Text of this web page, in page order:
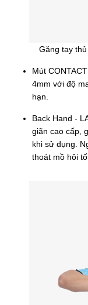
Găng tay
Mút
4mm với độ
hạn.
Back Hand -
giãn cao cấp,
khi sử dụng.
thoát mồ hôi